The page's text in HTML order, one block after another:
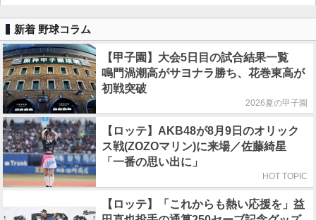
新着 野球コラム
【甲子園】大会5日目の試合結果一覧
鳴門渦潮高がサヨナラ勝ち、花巻東高が
初戦突破
2026夏の甲子園
【ロッテ】AKB48が8月9日のオリック
ス戦(ZOZOマリン)に来場／佐藤綺星
「一番の思い出に」
HOT TOPIC
【ロッテ】「これからも熱い応援を」益